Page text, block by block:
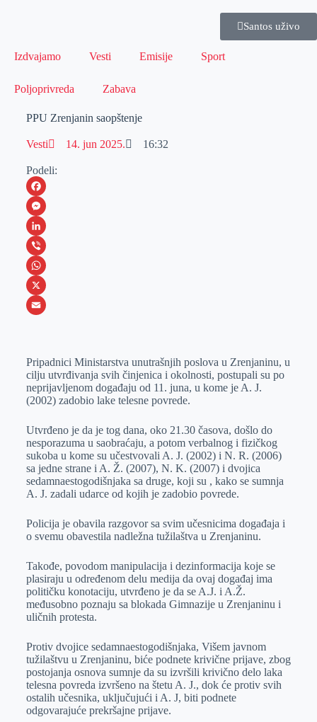
Santos uživo
Izdvajamo Vesti Emisije Sport
Poljoprivreda Zabava
PPU Zrenjanin saopštenje
Vesti 14. jun 2025. 16:32
Podeli:
F
a
c
e
b
o
M
e
s
s
e
e
r
L
i
n
k
I
n
V
i
b
W
h
s
A
p
p
X
a
i
l
Pripadnici Ministarstva unutrašnjih poslova u Zrenjaninu, u
cilju utvrđivanja svih činjenica i okolnosti, postupali su po
neprijavljenom događaju od 11. juna, u kome je A. J.
(2002) zadobio lake telesne povrede.
Utvrđeno je da je tog dana, oko 21.30 časova, došlo do
nesporazuma u saobraćaju, a potom verbalnog i fizičkog
sukoba u kome su učestvovali A. J. (2002) i N. R. (2006)
sa jedne strane i A. Ž. (2007), N. K. (2007) i dvojica
sedamnaestogodišnjaka sa druge, koji su , kako se sumnja
A. J. zadali udarce od kojih je zadobio povrede.
Policija je obavila razgovor sa svim učesnicima događaja i
o svemu obavestila nadležna tužilaštva u Zrenjaninu.
Takođe, povodom manipulacija i dezinformacija koje se
plasiraju u određenom delu medija da ovaj događaj ima
političku konotaciju, utvrđeno je da se A.J. i A.Ž.
međusobno poznaju sa blokada Gimnazije u Zrenjaninu i
uličnih protesta.
Protiv dvojice sedamnaestogodišnjaka, Višem javnom
tužilaštvu u Zrenjaninu, biće podnete krivične prijave, zbog
postojanja osnova sumnje da su izvršili krivično delo laka
telesna povreda izvršeno na štetu A. J., dok će protiv svih
ostalih učesnika, uključujući i A. J, biti podnete
odgovarajuće prekršajne prijave.